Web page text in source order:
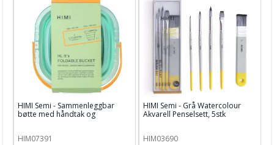
HIMI Semi - Sammenleggbar
bøtte med håndtak og
HIM07391
HIMI Semi - Grå Watercolour
Akvarell Penselsett, 5stk
HIM03690